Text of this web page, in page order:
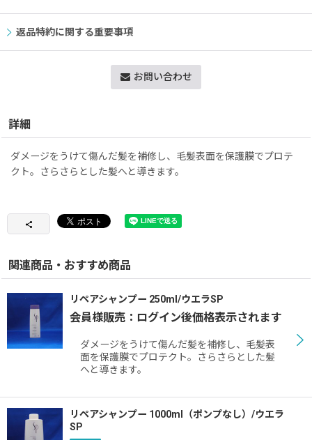
返品特約に関する重要事項
お問い合わせ
詳細
ダメージをうけて傷んだ髪を補修し、毛髪表面を保護膜でプロテ
クト。さらさらとした髪へと導きます。
関連商品・おすすめ商品
リペアシャンプー 250ml/ウエラSP
会員様販売：ログイン後価格表示されます
ダメージをうけて傷んだ髪を補修し、毛髪表
面を保護膜でプロテクト。さらさらとした髪
へと導きます。
リペアシャンプー 1000ml（ポンプなし）/ウエラ
SP